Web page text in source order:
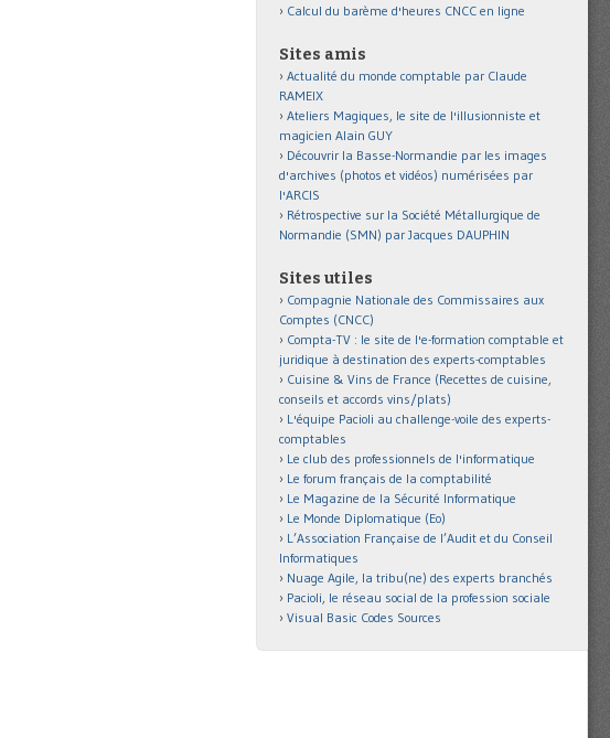
Calcul du barème d'heures CNCC en ligne
Sites amis
Actualité du monde comptable par Claude
RAMEIX
Ateliers Magiques, le site de l'illusionniste et
magicien Alain GUY
Découvrir la Basse-Normandie par les images
d'archives (photos et vidéos) numérisées par
l'ARCIS
Rétrospective sur la Société Métallurgique de
Normandie (SMN) par Jacques DAUPHIN
Sites utiles
Compagnie Nationale des Commissaires aux
Comptes (CNCC)
Compta-TV : le site de l'e-formation comptable et
juridique à destination des experts-comptables
Cuisine & Vins de France (Recettes de cuisine,
conseils et accords vins/plats)
L'équipe Pacioli au challenge-voile des experts-
comptables
Le club des professionnels de l'informatique
Le forum français de la comptabilité
Le Magazine de la Sécurité Informatique
Le Monde Diplomatique (Eo)
L’Association Française de l’Audit et du Conseil
Informatiques
Nuage Agile, la tribu(ne) des experts branchés
Pacioli, le réseau social de la profession sociale
Visual Basic Codes Sources